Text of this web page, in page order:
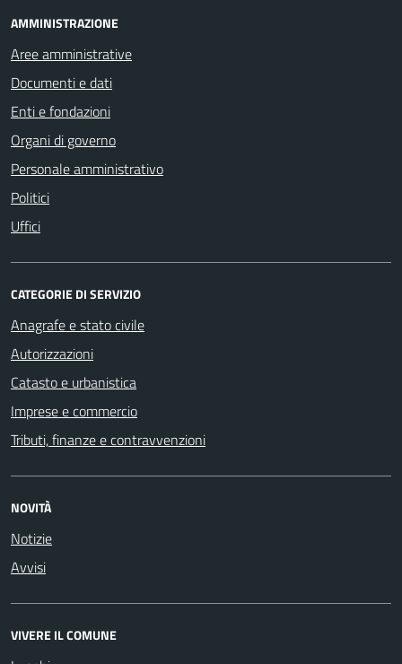
AMMINISTRAZIONE
Aree amministrative
Documenti e dati
Enti e fondazioni
Organi di governo
Personale amministrativo
Politici
Uffici
CATEGORIE DI SERVIZIO
Anagrafe e stato civile
Autorizzazioni
Catasto e urbanistica
Imprese e commercio
Tributi, finanze e contravvenzioni
NOVITÀ
Notizie
Avvisi
VIVERE IL COMUNE